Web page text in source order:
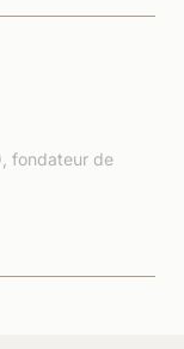
fondateur de